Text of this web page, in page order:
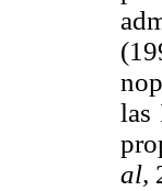
las
al,